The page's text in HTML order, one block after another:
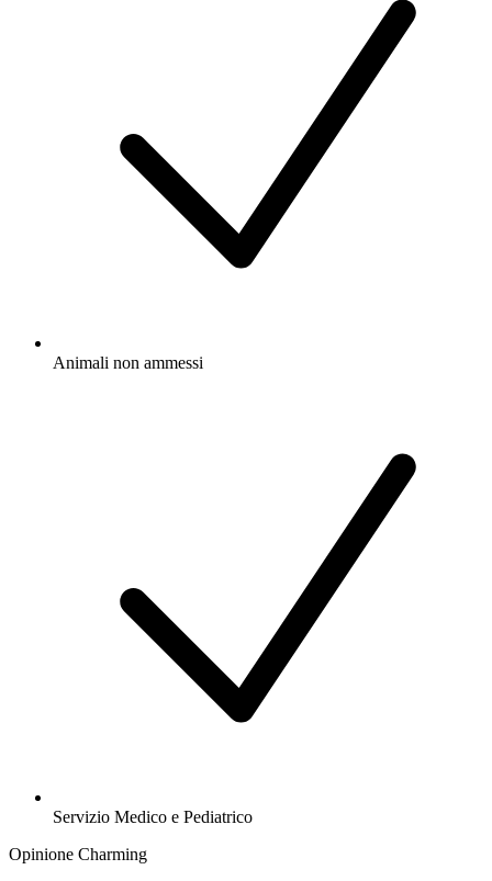
Animali non ammessi
Servizio Medico e Pediatrico
Opinione Charming